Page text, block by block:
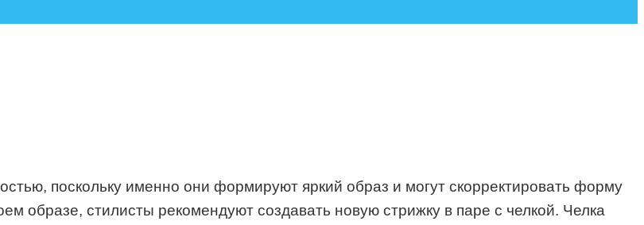
поскольку именно они формируют яркий образ и могут скорректировать форму
образе, стилисты рекомендуют создавать новую стрижку в паре с челкой. Челка